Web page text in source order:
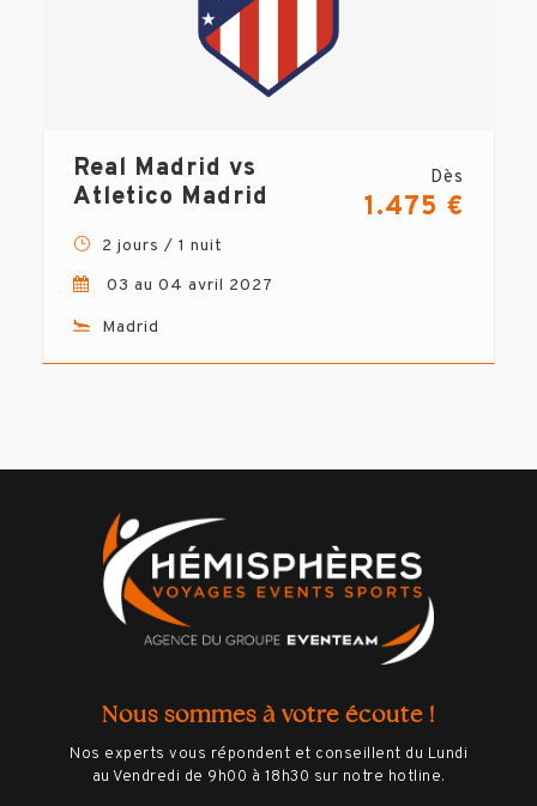
Real Madrid vs
Atletico Madrid
Dès
1.475 €
2 jours / 1 nuit
03 au 04 avril 2027
Madrid
Nous sommes à votre écoute !
Nos experts vous répondent et conseillent du Lundi
au Vendredi de 9h00 à 18h30 sur notre hotline.